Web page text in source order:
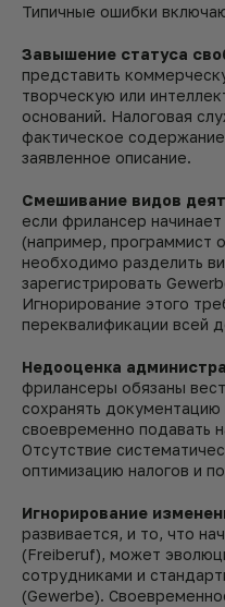
Типичные ошибки
Завышение статуса
представить
творческую или
оснований. Налоговая
фактическое
заявленное описание.
Смешивание видов
если фрилансер
(например, программист
необходимо разделить
зарегистрировать
Игнорирование этого
переквалификации всей
Недооценка
фрилансеры обязаны
сохранять документацию
своевременно подавать
Отсутствие
оптимизацию налогов и
Игнорирование
развивается, и то, что
(Freiberuf), может
сотрудниками и
(Gewerbe).